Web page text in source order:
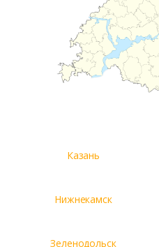
Казань
Нижнекамск
Зеленодольск